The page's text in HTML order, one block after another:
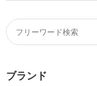
ブランド